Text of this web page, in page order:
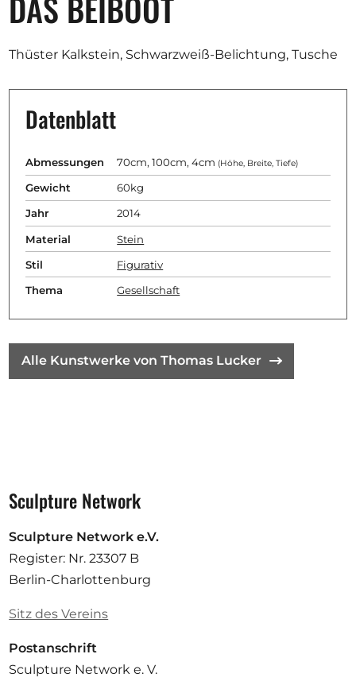
Ausschreibungen
Mitglied werden
Künstler:innen
Über uns
Spenden
Help
Kontakt
Thüster Kalkstein, Schwarzweiß-Belichtung, Tusche
Datenblatt
Abmessungen 70cm, 100cm, 4cm (Höhe, Breite, Tiefe)
Gewicht 60kg
Jahr 2014
Material Stein
Stil Figurativ
Thema Gesellschaft
Alle Kunstwerke von Thomas Lucker
Sculpture Network
Sculpture Network e.V.
Register: Nr. 23307 B
Berlin-Charlottenburg
Sitz des Vereins
Postanschrift
Sculpture Network e. V.